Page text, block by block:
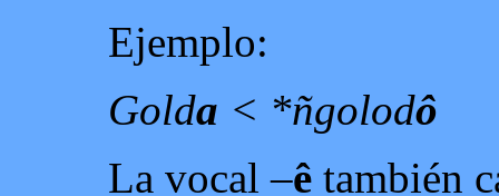
Ejemplo:
Golda < *ñgolodô
La vocal –ê también